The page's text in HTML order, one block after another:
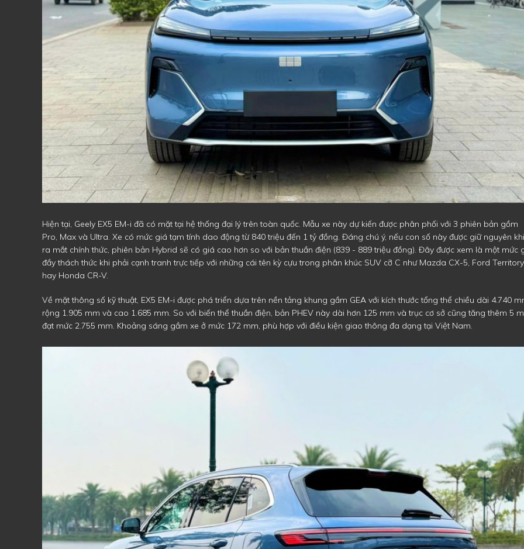
Hiện tại, Geely EX5 EM-i đã có mặt tại hệ thống đại lý trên toàn quốc. Mẫu xe này dự kiến được phân phối với 3 phiên bản gồm
Pro, Max và Ultra. Xe có mức giá tạm tính dao động từ 840 triệu đến 1 tỷ đồng. Đáng chú ý, nếu con số này được giữ nguyên khi
ra mắt chính thức, phiên bản Hybrid sẽ có giá cao hơn so với bản thuần điện (839 - 889 triệu đồng). Đây được xem là một mức
đầy thách thức khi phải cạnh tranh trực tiếp với những cái tên kỳ cựu trong phân khúc SUV cỡ C như Mazda CX-5, Ford Territory
hay Honda CR-V.
Về mặt thông số kỹ thuật, EX5 EM-i được phá triển dựa trên nền tảng khung gầm GEA với kích thước tổng thể chiều dài 4.740
rộng 1.905 mm và cao 1.685 mm. So với biến thể thuần điện, bản PHEV này dài hơn 125 mm và trục cơ sở cũng tăng thêm 5
đạt mức 2.755 mm. Khoảng sáng gầm xe ở mức 172 mm, phù hợp với điều kiện giao thông đa dạng tại Việt Nam.